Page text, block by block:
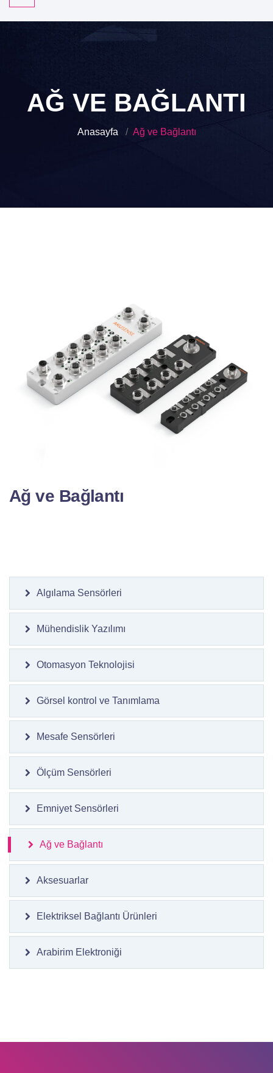
AĞ VE BAĞLANTI
Anasayfa Ağ ve Bağlantı
Algılama Sensörleri
Mühendislik Yazılımı
Otomasyon Teknolojisi
Görsel kontrol ve Tanımlama
Mesafe Sensörleri
Ölçüm Sensörleri
Emniyet Sensörleri
Ağ ve Bağlantı
Aksesuarlar
Elektriksel Bağlantı Ürünleri
Arabirim Elektroniği
Ağ ve Bağlantı